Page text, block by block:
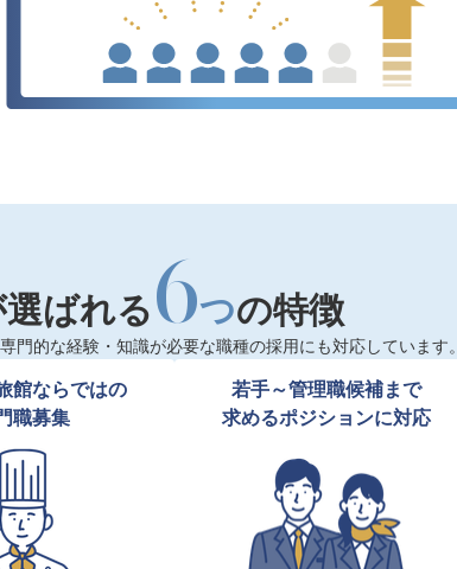
ばれる6つの特徴
的な経験・知識が必要な職種の採用にも対応しています。
館ならではの
職募集
若手～管理職候補まで
求めるポジションに対応